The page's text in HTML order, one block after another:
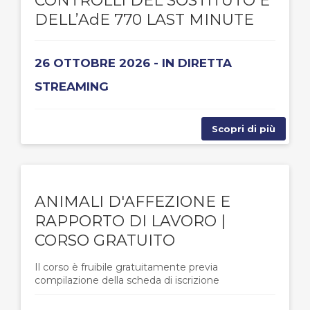
DELL’AdE 770 LAST MINUTE
26 OTTOBRE 2026 - IN DIRETTA
STREAMING
Scopri di più
ANIMALI D'AFFEZIONE E
RAPPORTO DI LAVORO |
CORSO GRATUITO
Il corso è fruibile gratuitamente previa
compilazione della scheda di iscrizione